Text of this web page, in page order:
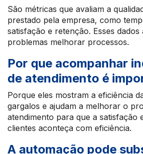
São métricas que avaliam a
prestado pela empresa, como
satisfação e retenção. Esses
problemas melhorar processos.
Por que acompanhar
de atendimento é
Porque eles mostram a eficiência
gargalos e ajudam a melhorar o
atendimento para que a satisfação
clientes aconteça com eficiência.
A automação pode